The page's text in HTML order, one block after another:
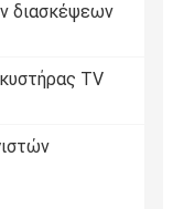
διασκέψεων
TV